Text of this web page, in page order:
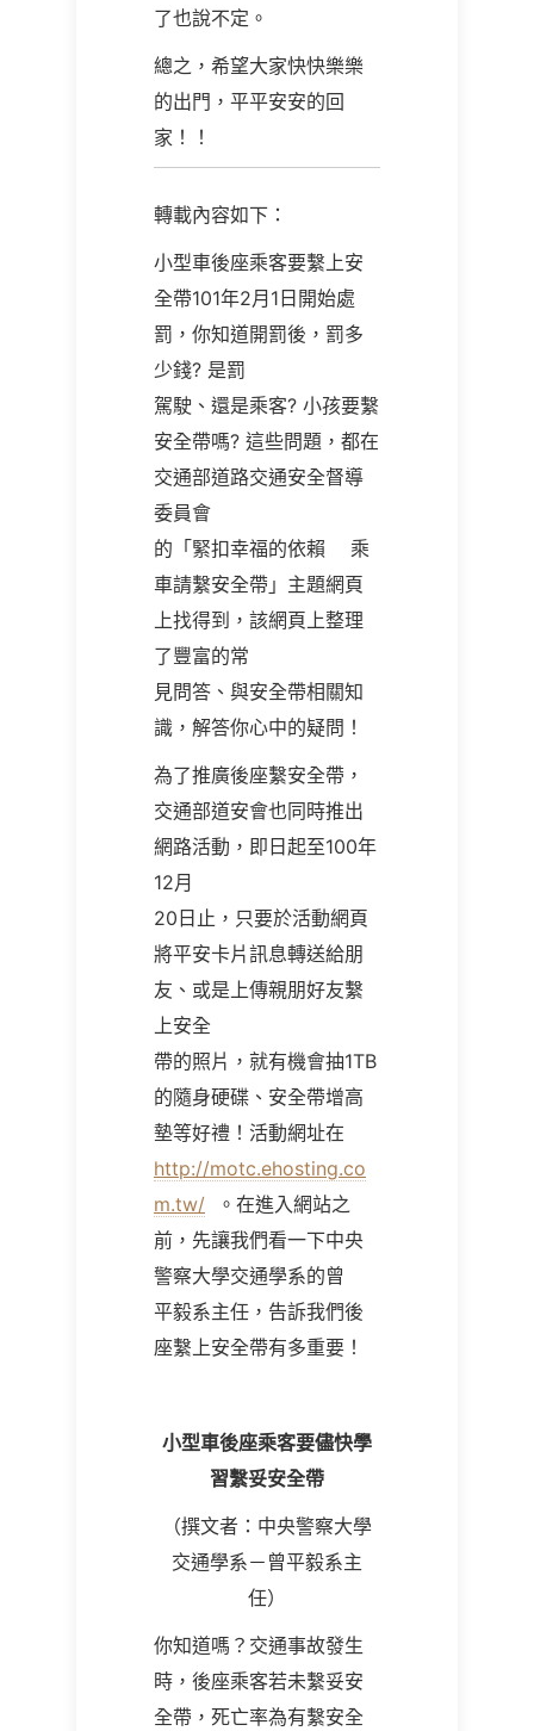
了也說不定。
總之，希望大家快快樂樂
的出門，平平安安的回
家！！
轉載內容如下：
小型車後座乘客要繫上安
全帶101年2月1日開始處
罰，你知道開罰後，罰多
少錢? 是罰
駕駛、還是乘客? 小孩要繫
安全帶嗎? 這些問題，都在
交通部道路交通安全督導
委員會
的「緊扣幸福的依賴 乘
車請繫安全帶」主題網頁
上找得到，該網頁上整理
了豐富的常
見問答、與安全帶相關知
識，解答你心中的疑問！
為了推廣後座繫安全帶，
交通部道安會也同時推出
網路活動，即日起至100年
12月
20日止，只要於活動網頁
將平安卡片訊息轉送給朋
友、或是上傳親朋好友繫
上安全
帶的照片，就有機會抽1TB
的隨身硬碟、安全帶增高
墊等好禮！活動網址在
http://motc.ehosting.co
m.tw/ 。在進入網站之
前，先讓我們看一下中央
警察大學交通學系的曾
平毅系主任，告訴我們後
座繫上安全帶有多重要！
小型車後座乘客要儘快學
習繫妥安全帶
（撰文者：中央警察大學
交通學系－曾平毅系主
任）
你知道嗎？交通事故發生
時，後座乘客若未繫妥安
全帶，死亡率為有繫安全